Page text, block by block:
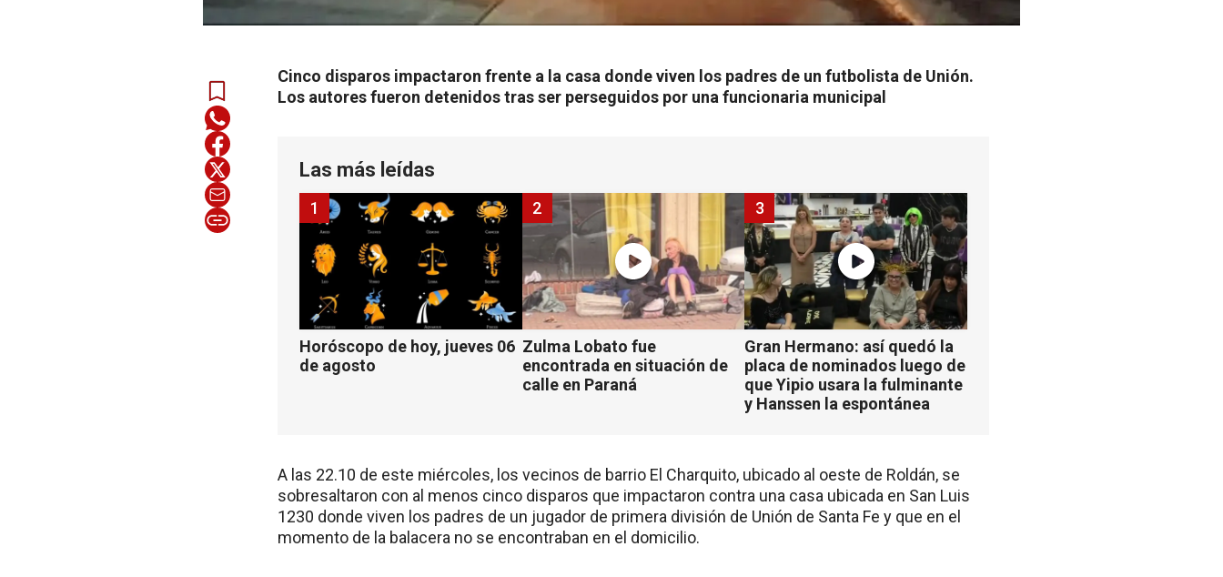
Cinco disparos impactaron frente a la casa donde viven los padres de un futbolista de Unión.
Los autores fueron detenidos tras ser perseguidos por una funcionaria municipal
Las más leídas
Horóscopo de hoy, jueves 06
de agosto
1
Zulma Lobato fue
encontrada en situación de
calle en Paraná
2
Gran Hermano: así quedó la
placa de nominados luego de
que Yipio usara la fulminante
y Hanssen la espontánea
3
A las 22.10 de este miércoles, los vecinos de barrio El Charquito, ubicado al oeste de Roldán, se
sobresaltaron con al menos cinco disparos que impactaron contra una casa ubicada en San Luis
1230 donde viven los padres de un jugador de primera división de Unión de Santa Fe y que en el
momento de la balacera no se encontraban en el domicilio.